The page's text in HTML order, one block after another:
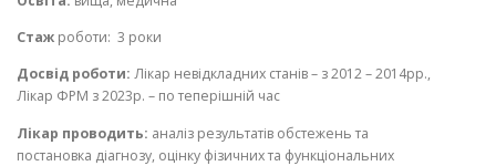
Стаж роботи: 3 роки
Досвід роботи: Лікар невідкладних станів – з 2012 – 2014рр.,
Лікар ФРМ з 2023р. – по теперішній час
Лікар проводить: аналіз результатів обстежень та
постановка діагнозу, оцінку фізичних та функціональних